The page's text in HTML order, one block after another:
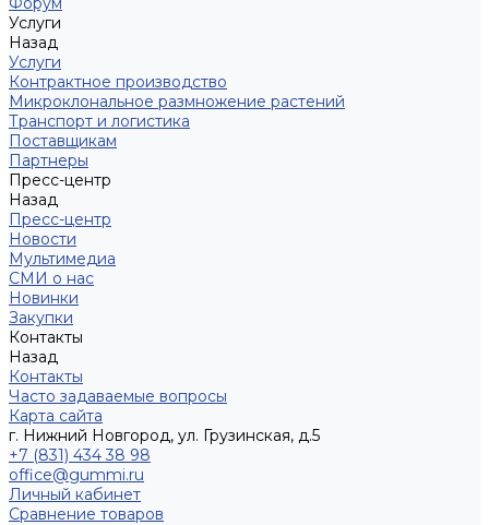
Услуги
Назад
Услуги
Контрактное производство
Микроклональное размножение растений
Транспорт и логистика
Поставщикам
Партнеры
Пресс-центр
Назад
Пресс-центр
Новости
Мультимедиа
СМИ о нас
Новинки
Закупки
Контакты
Назад
Контакты
Часто задаваемые вопросы
Карта сайта
г. Нижний Новгород, ул. Грузинская, д.5
+7 (831) 434 38 98
office@gummi.ru
Личный кабинет
Сравнение товаров